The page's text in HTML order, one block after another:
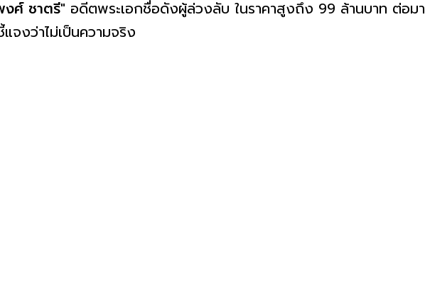
ศ์ ชาตรี" อดีตพระเอกชื่อดังผู้ล่วงลับ ในราคาสูงถึง 99 ล้านบาท ต่อมา
จงว่าไม่เป็นความจริง